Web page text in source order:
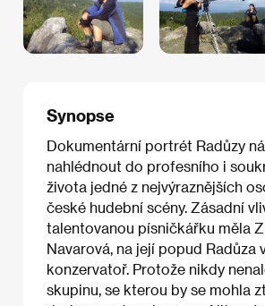
Synopse
Dokumentární portrét Radůzy
nahlédnout do profesního i
života jedné z nejvýraznějších
české hudební scény. Zásadní
talentovanou písničkářku měla
Navarová, na její popud Radůza
konzervatoř. Protože nikdy
skupinu, se kterou by se mohla